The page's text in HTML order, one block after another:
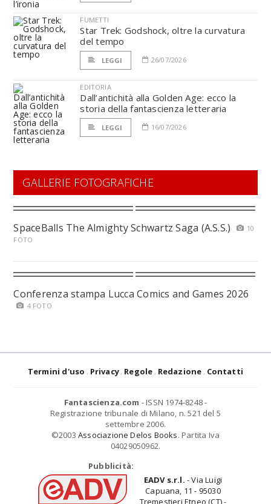
FUMETTI
Star Trek: Godshock, oltre la curvatura
del tempo
LEGGI 26/07/2026
EDITORIA
Dall’antichità alla Golden Age: ecco la
storia della fantascienza letteraria
LEGGI 16/07/2026
GALLERIE FOTOGRAFICHE
SpaceBalls The Almighty Schwartz Saga (A.S.S.)
10
FOTO
Conferenza stampa Lucca Comics and Games 2026
4 FOTO
Termini d'uso Privacy Regole Redazione Contatti
Fantascienza.com - ISSN 1974-8248 -
Registrazione tribunale di Milano, n. 521 del 5
settembre 2006.
©2003 Associazione Delos Books. Partita Iva
04029050962.
Pubblicità:
EADV s.r.l. - Via Luigi
Capuana, 11 - 95030
Tremestieri Etneo (CT) -